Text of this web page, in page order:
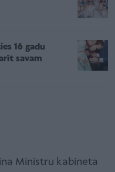
16 gadu
savam
Ministru kabineta